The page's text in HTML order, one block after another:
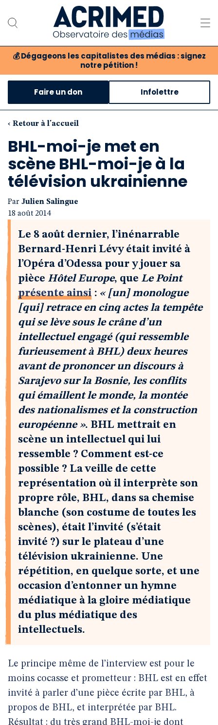
💰 Dégageons les capitalistes des médias : signez
notre pétition !
Notre association
Notre critique des médias
Nos propositions
Notre revue
Boutique
Faire un don Infolettre
‹ Retour à l'accueil
BHL-moi-je met en
scène BHL-moi-je à la
télévision ukrainienne
Par Julien Salingue
18 août 2014
Le 8 août dernier, l’inénarrable
Bernard-Henri Lévy était invité à
l’Opéra d’Odessa pour y jouer sa
pièce Hôtel Europe, que Le Point
présente ainsi : « [un] monologue
[qui] retrace en cinq actes la tempête
qui se lève sous le crâne d’un
intellectuel engagé (qui ressemble
furieusement à BHL) deux heures
avant de prononcer un discours à
Sarajevo sur la Bosnie, les conflits
qui émaillent le monde, la montée
des nationalismes et la construction
européenne ». BHL mettrait en
scène un intellectuel qui lui
ressemble ? Comment est-ce
possible ? La veille de cette
représentation où il interprète son
propre rôle, BHL, dans sa chemise
blanche (son costume de toutes les
scènes), était l’invité (s’était
invité ?) sur le plateau d’une
télévision ukrainienne. Une
répétition, en quelque sorte, et une
occasion d’entonner un hymne
médiatique à la gloire médiatique
du plus médiatique des
intellectuels.
Le principe même de l’interview est pour le
moins cocasse et prometteur : BHL est en effet
invité à parler d’une pièce écrite par BHL, à
propos de BHL, et interprétée par BHL.
Résultat : du très grand BHL-moi-je dont